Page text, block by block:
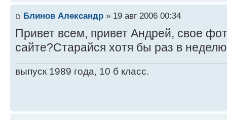
Блинов Александр » 19 авг 2006 00:34
Привет всем, привет Андрей, свое
сайте?Старайся хотя бы раз в
выпуск 1989 года, 10 б класс.